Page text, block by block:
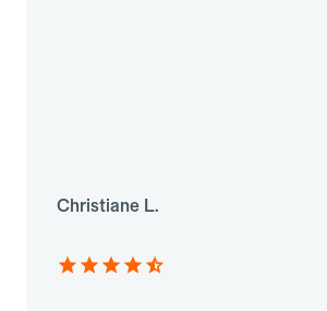
Christiane L.